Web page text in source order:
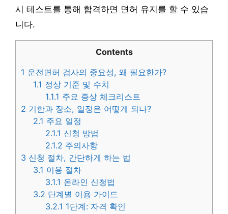
시 테스트를 통해 합격하면 면허 유지를 할 수 있습
니다.
Contents
1 운전면허 검사의 중요성, 왜 필요한가?
1.1 정상 기준 및 수치
1.1.1 주요 증상 체크리스트
2 기한과 장소, 일정은 어떻게 되나?
2.1 주요 일정
2.1.1 신청 방법
2.1.2 주의사항
3 신청 절차, 간단하게 하는 법
3.1 이용 절차
3.1.1 온라인 신청법
3.2 단계별 이용 가이드
3.2.1 1단계: 자격 확인